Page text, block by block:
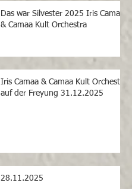
Das war Silvester 2025 Iris Camaa
& Camaa Kult Orchestra
Iris Camaa & Camaa Kult Orchestra
auf der Freyung 31.12.2025
28.11.2025